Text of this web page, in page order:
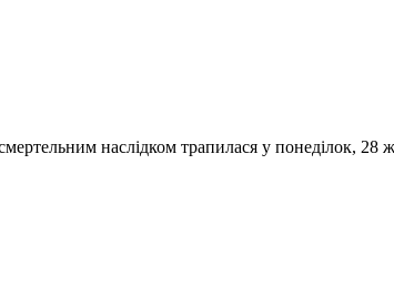
наслідком трапилася у понеділок,